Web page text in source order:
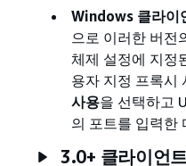
Windows 클라이
으로 이러한 버전
체제 설정에 지정
용자 지정 프록시
사용을 선택하고
의 포트를 입력한
3.0+ 클라이언